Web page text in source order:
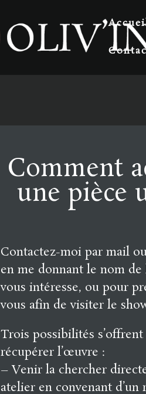
Comment
une pièce
Contactez-moi par mail
en me donnant le nom
vous intéresse, ou pour
vous afin de visiter le
Trois possibilités
récupérer l’œuvre :
– Venir la chercher
atelier en convenant d’un